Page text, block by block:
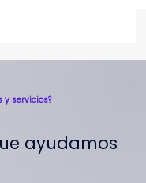
y servicios?
ayudamos